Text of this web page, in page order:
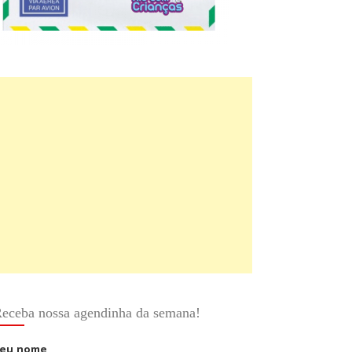
nossa agendinha da semana!